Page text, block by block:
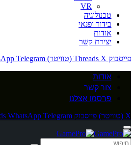
VR
טכנולוגיה
בידור ופנאי
אודות
יצירת קשר
פייסבוק
Threads X (טוויטר) Telegram
אודות
צור קשר
פרסמו אצלנו
X (טוויטר) פייסבוק WhatsApp Telegram